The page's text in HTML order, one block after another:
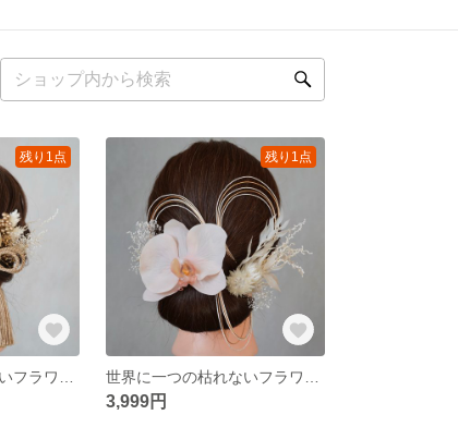
残り1点 残り1点
3,999円